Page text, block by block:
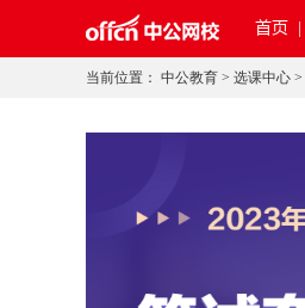
首页
当前位置： 中公教育 > 选课中心 >